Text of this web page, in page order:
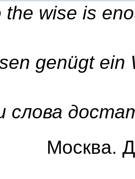
the wise is
genügt ein
слова
Москва.